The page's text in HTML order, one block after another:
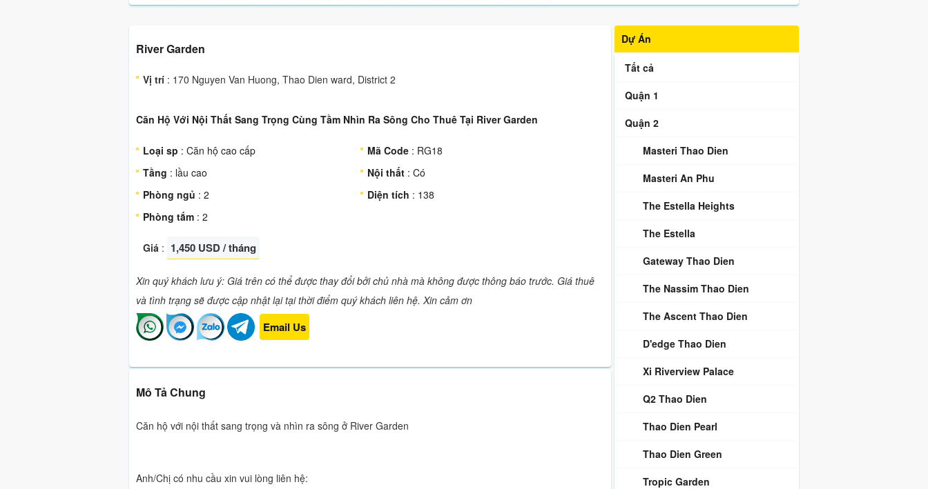
River Garden
Vị trí : 170 Nguyen Van Huong, Thao Dien ward, District 2
Căn Hộ Với Nội Thất Sang Trọng Cùng Tầm Nhìn Ra Sông Cho Thuê Tại River Garden
Loại sp : Căn hộ cao cấp Mã Code : RG18
Tầng : lầu cao Nội thất : Có
Phòng ngủ : 2 Diện tích : 138
Phòng tắm : 2
Giá : 1,450 USD / tháng
Xin quý khách lưu ý: Giá trên có thể được thay đổi bởi chủ nhà mà không được thông báo trước. Giá thuê
và tình trạng sẽ được cập nhật lại tại thời điểm quý khách liên hệ. Xin cảm ơn
Email Us
Mô Tả Chung
Căn hộ với nội thất sang trọng và nhìn ra sông ở River Garden
Anh/Chị có nhu cầu xin vui lòng liên hệ:
Dự Án
Tất cả
Quận 1
Quận 2
Masteri Thao Dien
Masteri An Phu
The Estella Heights
The Estella
Gateway Thao Dien
The Nassim Thao Dien
The Ascent Thao Dien
D'edge Thao Dien
Xi Riverview Palace
Q2 Thao Dien
Thao Dien Pearl
Thao Dien Green
Tropic Garden